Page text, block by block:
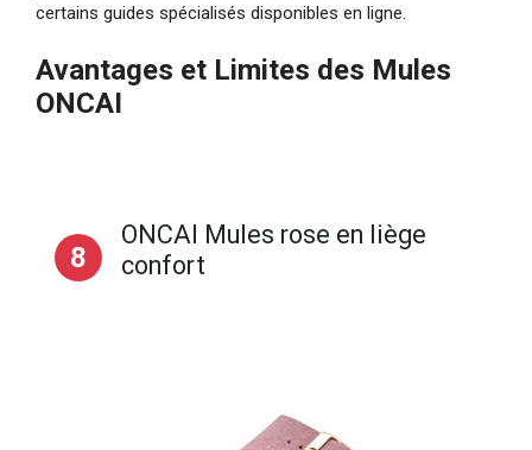
certains guides spécialisés disponibles en ligne.
Avantages et Limites des Mules
ONCAI
8
ONCAI Mules rose en liège
confort